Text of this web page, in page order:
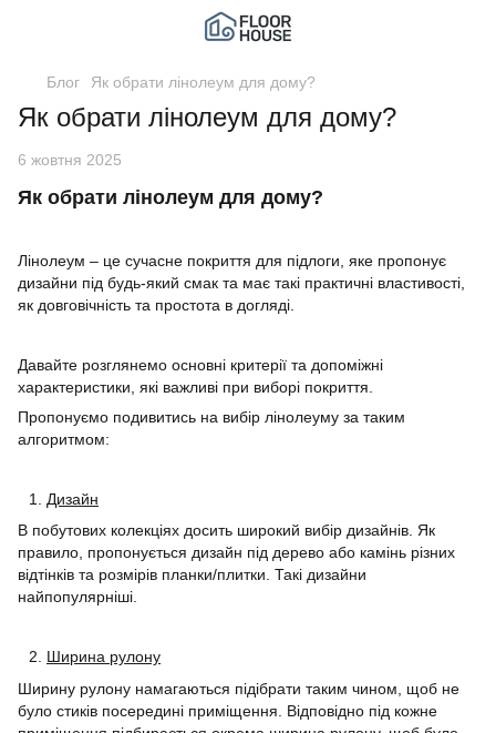
Блог Як обрати лінолеум для дому?
Як обрати лінолеум для дому?
6 жовтня 2025
Як обрати лінолеум для дому?
Лінолеум – це сучасне покриття для підлоги, яке пропонує
дизайни під будь-який смак та має такі практичні властивості,
як довговічність та простота в догляді.
Давайте розглянемо основні критерії та допоміжні
характеристики, які важливі при виборі покриття.
Пропонуємо подивитись на вибір лінолеуму за таким
алгоритмом:
Дизайн
В побутових колекціях досить широкий вибір дизайнів. Як
правило, пропонується дизайн під дерево або камінь різних
відтінків та розмірів планки/плитки. Такі дизайни
найпопулярніші.
Ширина рулону
Ширину рулону намагаються підібрати таким чином, щоб не
було стиків посередині приміщення. Відповідно під кожне